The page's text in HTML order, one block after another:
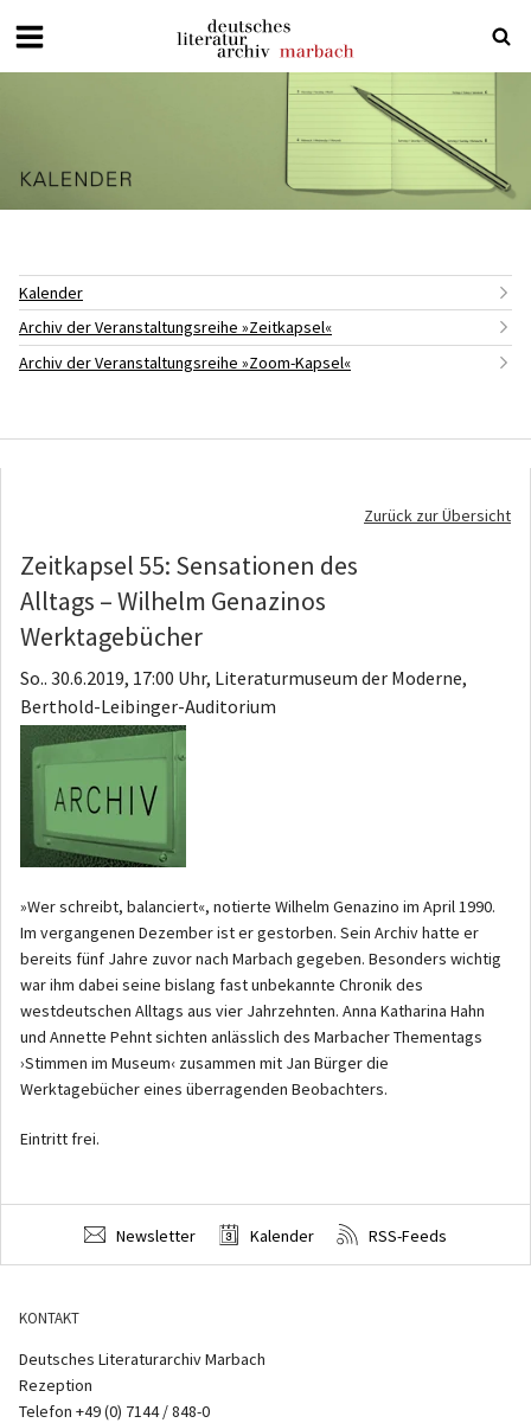
Deutsches
Literaturarchiv
Kalender
Archiv der Veranstaltungsreihe »Zeitkapsel«
Archiv der Veranstaltungsreihe »Zoom-Kapsel«
Zurück zur Übersicht
Zeitkapsel 55: Sensationen des
Alltags – Wilhelm Genazinos
Werktagebücher
So.. 30.6.2019, 17:00 Uhr, Literaturmuseum der Moderne,
Berthold-Leibinger-Auditorium
»Wer schreibt, balanciert«, notierte Wilhelm Genazino im April 1990.
Im vergangenen Dezember ist er gestorben. Sein Archiv hatte er
bereits fünf Jahre zuvor nach Marbach gegeben. Besonders wichtig
war ihm dabei seine bislang fast unbekannte Chronik des
westdeutschen Alltags aus vier Jahrzehnten. Anna Katharina Hahn
und Annette Pehnt sichten anlässlich des Marbacher Thementags
›Stimmen im Museum‹ zusammen mit Jan Bürger die
Werktagebücher eines überragenden Beobachters.
Eintritt frei.
Newsletter Kalender RSS-Feeds
KONTAKT
Deutsches Literaturarchiv Marbach
Rezeption
Telefon +49 (0) 7144 / 848-0